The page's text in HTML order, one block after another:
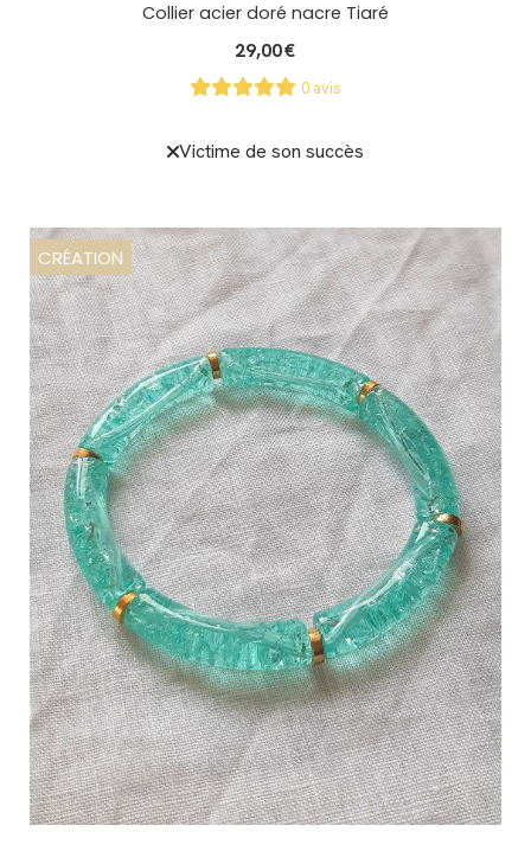
Collier acier doré nacre Tiaré
29,00€
0 avis
Victime de son succès
CRÉATION